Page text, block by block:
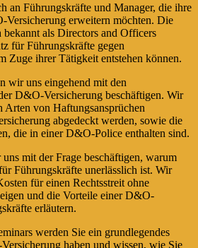
an Führungskräfte und Manager, die ihre
Versicherung erweitern möchten. Die
als Directors and Officers
für Führungskräfte gegen
Zuge ihrer Tätigkeit entstehen können.
wir uns eingehend mit den
D&O-Versicherung beschäftigen. Wir
Arten von Haftungsansprüchen
abgedeckt werden, sowie die
die in einer D&O-Police enthalten sind.
mit der Frage beschäftigen, warum
Führungskräfte unerlässlich ist. Wir
für einen Rechtsstreit ohne
und die Vorteile einer D&O-
erläutern.
werden Sie ein grundlegendes
haben und wissen, wie Sie